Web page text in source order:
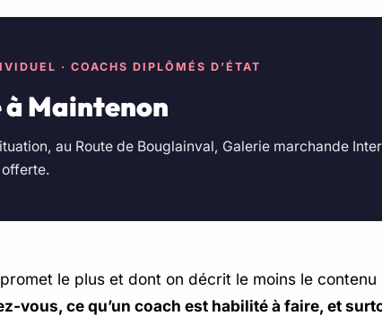
· COACHS DIPLÔMÉS D’ÉTAT
à Maintenon
au Route de Bouglainval, Galerie marchande
offerte.
le plus et dont on décrit le moins le contenu
vous, ce qu’un coach est habilité à faire, et